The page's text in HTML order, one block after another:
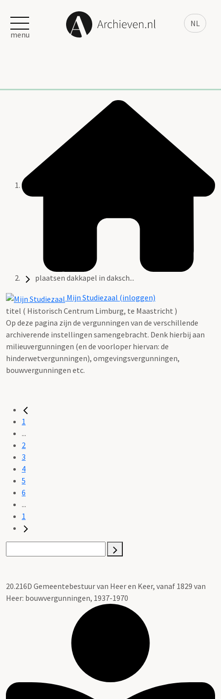
NL
menu
plaatsen dakkapel in daksch...
Mijn Studiezaal (inloggen)
titel ( Historisch Centrum Limburg, te Maastricht )
Op deze pagina zijn de vergunningen van de verschillende
archiverende instellingen samengebracht. Denk hierbij aan
milieuvergunningen (en de voorloper hiervan: de
hinderwetvergunningen), omgevingsvergunningen,
bouwvergunningen etc.
1
...
2
3
4
5
6
...
1
20.216D Gemeentebestuur van Heer en Keer, vanaf 1829 van
Heer: bouwvergunningen, 1937-1970